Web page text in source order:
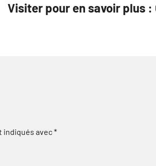
Visiter pour en savoir plus
indiqués avec*